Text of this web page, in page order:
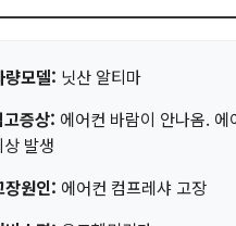
량모델: 닛산 알티마
증상: 에어컨 바람이 안나옴.
발생
장원인: 에어컨 컴프레샤 고장